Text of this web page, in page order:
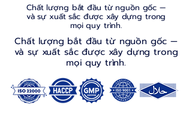
Chất lượng bắt đầu từ nguồn gốc —
và sự xuất sắc được xây dựng trong
mọi quy trình.
Chất lượng bắt đầu từ nguồn gốc —
và sự xuất sắc được xây dựng trong
mọi quy trình.